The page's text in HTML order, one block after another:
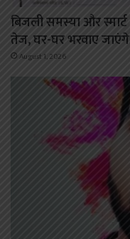
बिजली समस्या और
तेज, घर-घर भरवाए
August 1, 2026